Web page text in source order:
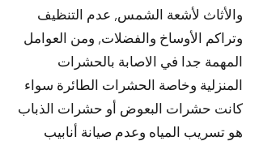
والأثاث لأشعة الشمس, عدم التنظيف
وتراكم الأوساخ والفضلات, ومن العوامل
المهمة جدا في الاصابة بالحشرات
المنزلية وخاصة الحشرات الطائرة سواء
كانت حشرات البعوض أو حشرات الذباب
هو تسريب المياه وعدم صيانة أنابيب